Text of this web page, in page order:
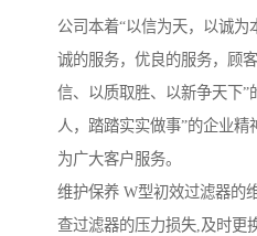
公司本着“以信为天，以诚为
诚的服务，优良的服务，顾
信、以质取胜、以新争天下”
人，踏踏实实做事”的企业精
为广大客户服务。
维护保养 W型初效过滤器的
查过滤器的压力损失,及时更